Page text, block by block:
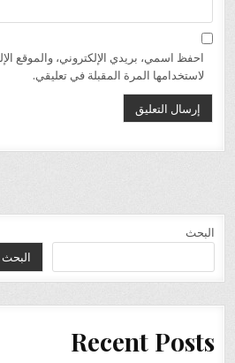
احفظ اسمي، بريدي الإلكتروني، والموقع
لاستخدامها المرة المقبلة في تعليقي.
البحث
البحث
Recent Posts